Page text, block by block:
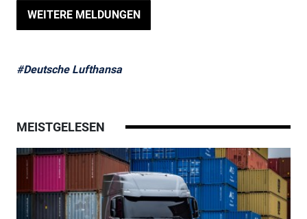
WEITERE MELDUNGEN
#Deutsche Lufthansa
MEISTGELESEN